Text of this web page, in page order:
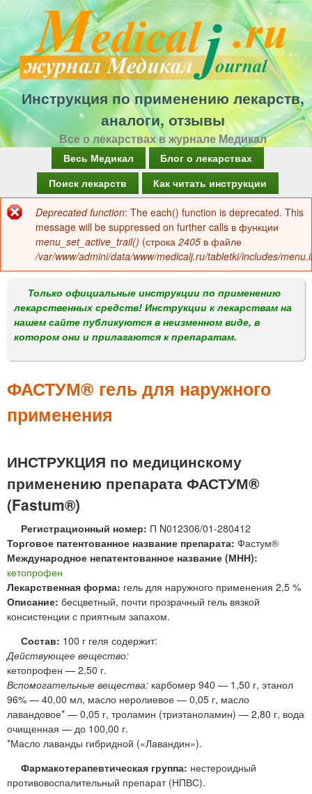
Перейти
к
основному
содержанию
Инструкция по применению лекарств,
аналоги, отзывы
Все о лекарствах в журнале Медикал
а
в
о
м
е
н
Весь Медикал
Блог о лекарствах
Поиск лекарств
Как читать инструкции
Сообщение
об
ошибке
Deprecated function: The each() function is deprecated. This
message will be suppressed on further calls в функции
menu_set_active_trail() (строка 2405 в файле
/var/www/admini/data/www/medicalj.ru/tabletki/includes/
Только официальные инструкции по применению
лекарственных средств! Инструкции к лекарствам на
нашем сайте публикуются в неизменном виде, в
котором они и прилагаются к препаратам.
ФАСТУМ® гель для наружного
применения
ИНСТРУКЦИЯ по медицинскому
применению препарата ФАСТУМ®
(Fastum®)
Регистрационный номер: П N012306/01-280412
Торговое патентованное название препарата: Фастум®
Международное непатентованное название (МНН):
кетопрофен
Лекарственная форма: гель для наружного применения 2,5 %
Описание: бесцветный, почти прозрачный гель вязкой
консистенции с приятным запахом.
Состав: 100 г геля содержит:
Действующее вещество:
кетопрофен — 2,50 г.
Вспомогательные вещества: карбомер 940 — 1,50 г, этанол
96% — 40,00 мл, масло неролиевое — 0,05 г, масло
лавандовое* — 0,05 г, троламин (триэтаноламин) — 2,80 г, вода
очищенная — до 100,00 г.
*Масло лаванды гибридной («Лавандин»).
Фармакотерапевтическая группа: нестероидный
противовоспалительный препарат (НПВС).